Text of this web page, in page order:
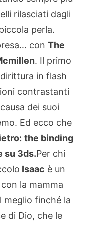
rilasciati dagli
perla.
con The
. Il primo
in flash
contrastanti
dei suoi
Ed ecco che
the binding
su 3ds.Per chi
Isaac è un
la mamma
meglio finché la
di Dio, che le